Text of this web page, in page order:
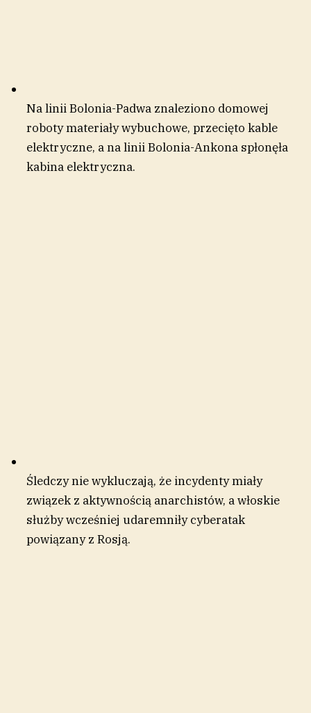
Na linii Bolonia-Padwa znaleziono domowej
roboty materiały wybuchowe, przecięto kable
elektryczne, a na linii Bolonia-Ankona spłonęła
kabina elektryczna.
Śledczy nie wykluczają, że incydenty miały
związek z aktywnością anarchistów, a włoskie
służby wcześniej udaremniły cyberatak
powiązany z Rosją.